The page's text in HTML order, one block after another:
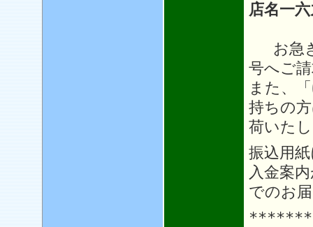
店名一
お急ぎ
号へご
また、
持ちの
荷いた
振込用
入金案
でのお